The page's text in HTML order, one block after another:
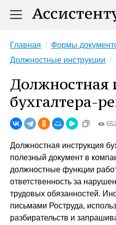
Главная
Формы
Должностные инструкции
Должностная
бухгалтера-
Должностная инструкция
полезный документ в
должностные функции
ответственность за
трудовых обязанностей.
письмами Роструда,
разбирательств и